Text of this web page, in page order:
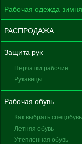
Рабочая одежда
РАСПРОДАЖА
Защита рук
Перчатки рабочие
Рукавицы
Рабочая обувь
Как выбрать спецобувь
Летняя обувь
Утепленная обувь